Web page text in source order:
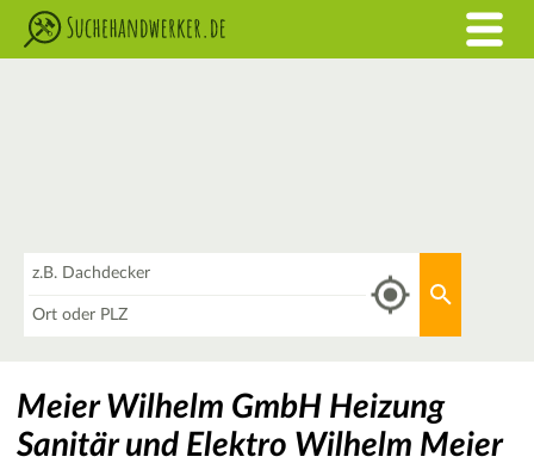
Meier Wilhelm GmbH Heizung
Sanitär und Elektro Wilhelm Meier